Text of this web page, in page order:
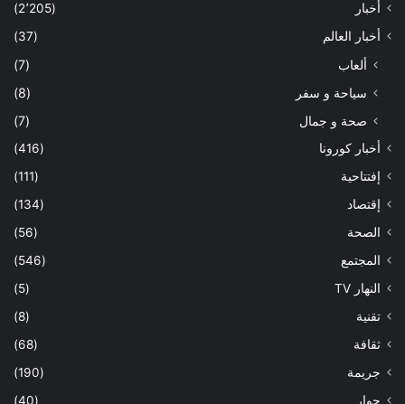
أخبار
(2٬205)
أخبار العالم
(37)
ألعاب
(7)
سياحة و سفر
(8)
صحة و جمال
(7)
أخبار كورونا
(416)
إفتتاحية
(111)
إقتصاد
(134)
الصحة
(56)
المجتمع
(546)
النهار TV
(5)
تقنية
(8)
ثقافة
(68)
جريمة
(190)
حوار
(40)